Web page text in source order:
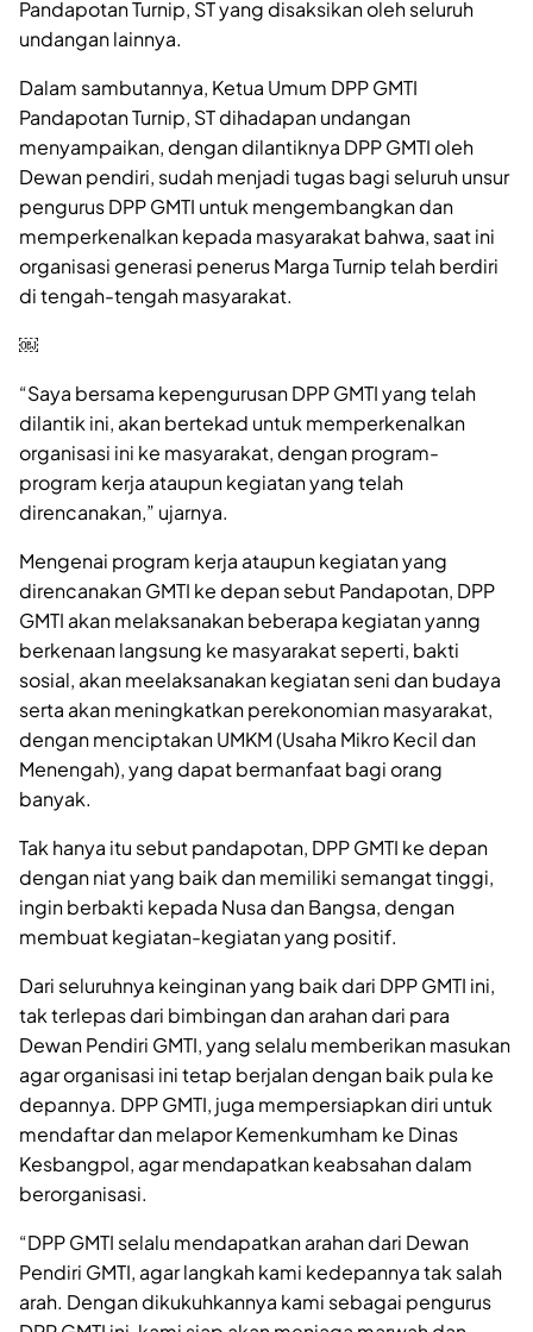
Pandapotan Turnip, ST yang disaksikan oleh seluruh
undangan lainnya.
Dalam sambutannya, Ketua Umum DPP GMTI
Pandapotan Turnip, ST dihadapan undangan
menyampaikan, dengan dilantiknya DPP GMTI oleh
Dewan pendiri, sudah menjadi tugas bagi seluruh unsur
pengurus DPP GMTI untuk mengembangkan dan
memperkenalkan kepada masyarakat bahwa, saat ini
organisasi generasi penerus Marga Turnip telah berdiri
di tengah-tengah masyarakat.
￼
“Saya bersama kepengurusan DPP GMTI yang telah
dilantik ini, akan bertekad untuk memperkenalkan
organisasi ini ke masyarakat, dengan program-
program kerja ataupun kegiatan yang telah
direncanakan,” ujarnya.
Mengenai program kerja ataupun kegiatan yang
direncanakan GMTI ke depan sebut Pandapotan, DPP
GMTI akan melaksanakan beberapa kegiatan yanng
berkenaan langsung ke masyarakat seperti, bakti
sosial, akan meelaksanakan kegiatan seni dan budaya
serta akan meningkatkan perekonomian masyarakat,
dengan menciptakan UMKM (Usaha Mikro Kecil dan
Menengah), yang dapat bermanfaat bagi orang
banyak.
Tak hanya itu sebut pandapotan, DPP GMTI ke depan
dengan niat yang baik dan memiliki semangat tinggi,
ingin berbakti kepada Nusa dan Bangsa, dengan
membuat kegiatan-kegiatan yang positif.
Dari seluruhnya keinginan yang baik dari DPP GMTI ini,
tak terlepas dari bimbingan dan arahan dari para
Dewan Pendiri GMTI, yang selalu memberikan masukan
agar organisasi ini tetap berjalan dengan baik pula ke
depannya. DPP GMTI, juga mempersiapkan diri untuk
mendaftar dan melapor Kemenkumham ke Dinas
Kesbangpol, agar mendapatkan keabsahan dalam
berorganisasi.
“DPP GMTI selalu mendapatkan arahan dari Dewan
Pendiri GMTI, agar langkah kami kedepannya tak salah
arah. Dengan dikukuhkannya kami sebagai pengurus